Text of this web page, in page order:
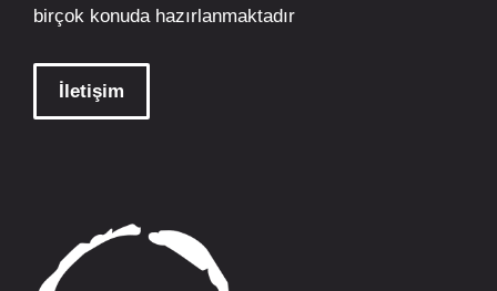
birçok konuda hazırlanmaktadır
İletişim